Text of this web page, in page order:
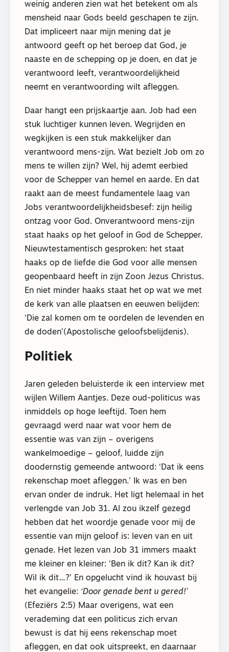
weinig anderen zien wat het betekent om als
mensheid naar Gods beeld geschapen te zijn.
Dat impliceert naar mijn mening dat je
antwoord geeft op het beroep dat God, je
naaste en de schepping op je doen, en dat je
verantwoord leeft, verantwoordelijkheid
neemt en verantwoording wilt afleggen.
Daar hangt een prijskaartje aan. Job had een
stuk luchtiger kunnen leven. Wegrijden en
wegkijken is een stuk makkelijker dan
verantwoord mens-zijn. Wat bezielt Job om zo
mens te willen zijn? Wel, hij ademt eerbied
voor de Schepper van hemel en aarde. En dat
raakt aan de meest fundamentele laag van
Jobs verantwoordelijkheidsbesef: zijn heilig
ontzag voor God. Onverantwoord mens-zijn
staat haaks op het geloof in God de Schepper.
Nieuwtestamentisch gesproken: het staat
haaks op de liefde die God voor alle mensen
geopenbaard heeft in zijn Zoon Jezus Christus.
En niet minder haaks staat het op wat we met
de kerk van alle plaatsen en eeuwen belijden:
‘Die zal komen om te oordelen de levenden en
de doden’(Apostolische geloofsbelijdenis).
Politiek
Jaren geleden beluisterde ik een interview met
wijlen Willem Aantjes. Deze oud-politicus was
inmiddels op hoge leeftijd. Toen hem
gevraagd werd naar wat voor hem de
essentie was van zijn – overigens
wankelmoedige – geloof, luidde zijn
doodernstig gemeende antwoord: ‘Dat ik eens
rekenschap moet afleggen.’ Ik was en ben
ervan onder de indruk. Het ligt helemaal in het
verlengde van Job 31. Al zou ikzelf gezegd
hebben dat het woordje genade voor mij de
essentie van mijn geloof is: leven van en uit
genade. Het lezen van Job 31 immers maakt
me kleiner en kleiner: ‘Ben ik dit? Kan ik dit?
Wil ik dit…?’ En opgelucht vind ik houvast bij
het evangelie: ‘Door genade bent u gered!’
(Efeziërs 2:5) Maar overigens, wat een
verademing dat een politicus zich ervan
bewust is dat hij eens rekenschap moet
afleggen, en dat ook uitspreekt, en daarnaar